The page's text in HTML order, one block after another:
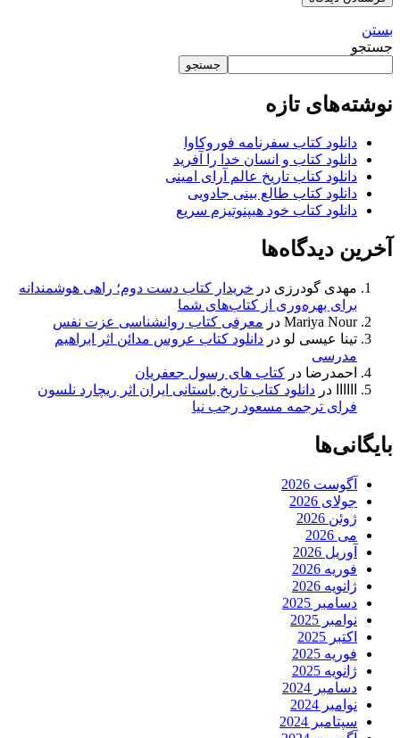
بستن
جستجو
جستجو
نوشته‌های تازه
دانلود کتاب سفرنامه فوروکاوا
دانلود کتاب و انسان خدا را آفرید
دانلود کتاب تاریخ عالم آرای امینی
دانلود کتاب طالع بینی جادویی
دانلود کتاب خود هیپنوتیزم سریع
آخرین دیدگاه‌ها
مهدی گودرزی در خریدار کتاب دست دوم؛ راهی هوشمندانه
برای بهره‌وری از کتاب‌های شما
Mariya Nour در معرفی کتاب روانشناسی عزت نفس
تینا عیسی لو در دانلود کتاب عروس مدائن اثر ابراهیم
مدرسی
احمدرضا در کتاب های رسول جعفریان
در دانلود کتاب تاریخ باستانی ایران اثر ریچارد نلسون
فرای ترجمه مسعود رجب نیا
بایگانی‌ها
آگوست 2026
جولای 2026
ژوئن 2026
می 2026
آوریل 2026
فوریه 2026
ژانویه 2026
دسامبر 2025
نوامبر 2025
اکتبر 2025
فوریه 2025
ژانویه 2025
دسامبر 2024
نوامبر 2024
سپتامبر 2024